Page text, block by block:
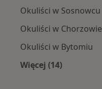
Okuliści w Sosnowcu
Okuliści w Chorzowie
Okuliści w Bytomiu
Więcej (14)